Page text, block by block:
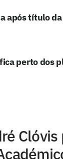
após título
perto dos